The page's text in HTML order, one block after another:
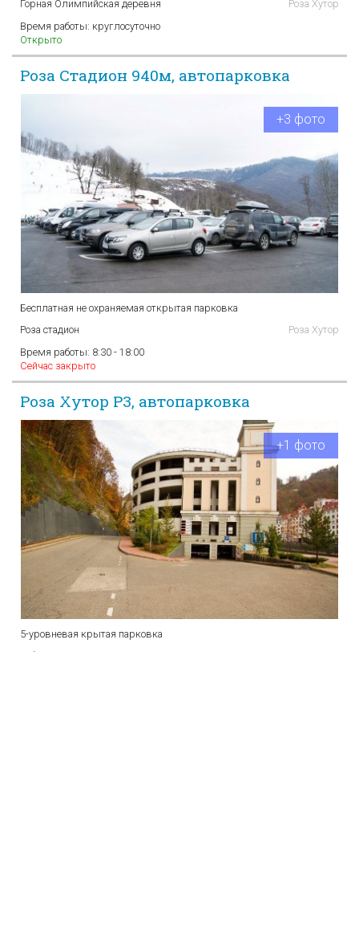
Горная Олимпийская деревня
Роза Хутор
Время работы: круглосуточно
Открыто
Роза Стадион 940м, автопарковка
+3 фото
Бесплатная не охраняемая открытая парковка
Роза стадион
Роза Хутор
Время работы: 8:30 - 18:00
Сейчас закрыто
Роза Хутор P3, автопарковка
+1 фото
5-уровневая крытая парковка
набережная Панорама, 1